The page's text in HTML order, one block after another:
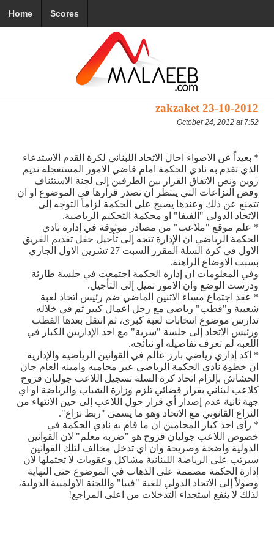
Home Scores
zakzaket 23-10-2012
October 24, 2012 at 7:52
* بعيداً عن الاضواء احال الاتحاد اللبناني لكرة القدم الاستدعاء
الذي تقدم به نادي الحكمة امام قاضي الامور المستعجلة نديم
زوين ونص الاتفاق القرار بين الطرفين إلى لجنة الاستئناف
وفض النزاعات التي ينتظر ان تصدر قرارها في الموضوع او ان
تتمنع عن ذلك وعندها يصبح على الحكمة لزاماً التوجه إلى
الاتحاد الدولي "الفيفا" او محكمة التحكيم الرياضية.
* علم موقع "ملاعب" من مصادر موثوقة في إدارة نادي
الحكمة الرياضي ان الإدارة تتجه إلى تأجيل حفل تقديم الفريق
الاول في كرة السلة المقرر السبت 27 تشرين الاول الجاري
بسبب الاوضاع الراهنة.
وفي المعلومات ان إدارة الحكمة اجتمعت في جلسة طارئة
ودرست الوضع وان الامور تميل إلى التأجيل.
* عقد اجتماع مساء الاثنين الماضي ضم رئيس اتحاد لعبة
شعبية و"قطب" رياضي مع رجل اعمال كبير تم في خلاله
تدارس موضوع انتخابات لعبة كبرى، ثم انتقل بعدها القطب
ورئيس الاتحاد إلى جلسة "سرية" مع احد الإداريين الكبار في
اللعبة لم تعرف تفاصيله او نتائجه.
* اكد إداري رياضي بارز عالم في القوانين الرياضية والإدارية
ان خطوة نادي الحكمة الرياضي عبر محاميه وامينه العام جان
الحشاش بإلزام اتحاد كرة السلة تسجيل اللاعب جوليان قزوح
كلاعب لبناني بقرار قضائي تلزم وزارة الشباب والرياضة او اي
جهة ثانية عدم إصدار أي قرار حول اللاعب إلى حين الانتهاء من
النزاع القانوني مع الاتحاد وهو ما يسمى "ربط نزاع".
* رأى احد كبار المحامين ان ما قام به نادي الحكمة في
خصوص اللاعب جوليان قزوح هو "ضربة معلم" لان القوانين
الدولية واضحة وصريحة وان اي تدخل مخالف لتلك القوانين
سيرتب على الرياضة اللبنانية مشاكل وعقوبات لا تحتملها لان
إدارة الحكمة مصممة على الذهاب في الموضوع حتى النهاية
وصولاً إلى الاتحاد الدولي للعبة "فيبا" واللجنة الاولمبية الدولية،
لذلك لا ينفع استجداء التدخلات من اعلى المراجع!